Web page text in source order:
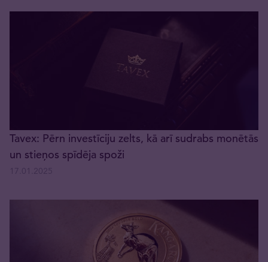
Tavex: Pērn investīciju zelts, kā arī sudrabs monētās
un stieņos spīdēja spoži